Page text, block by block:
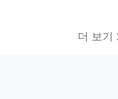
더 보기